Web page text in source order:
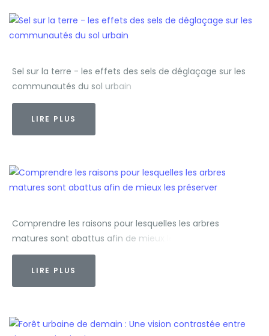
Sel sur la terre - les effets des sels de déglaçage sur les
communautés du sol urbain
LIRE PLUS
Comprendre les raisons pour lesquelles les arbres
matures sont abattus afin de mieux les préserver
LIRE PLUS